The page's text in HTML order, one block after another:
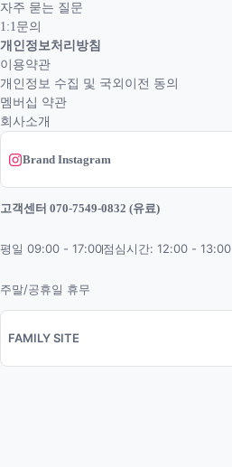
자주 묻는 질문
1:1문의
개인정보처리방침
이용약관
개인정보 수집 및 국외이전 동의
멤버십 약관
회사소개
Brand Instagram
고객센터 070-7549-0832 (유료)
평일 09:00 - 17:00점심시간: 12:00 - 13:00
주말/공휴일 휴무
FAMILY SITE